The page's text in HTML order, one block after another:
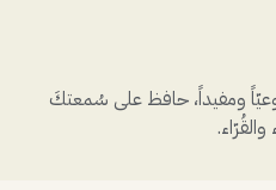
ومفيداً، حافظ على سُمعتكَ